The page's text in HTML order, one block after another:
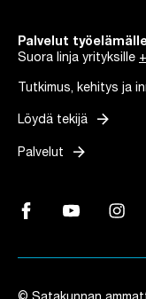
Palvelut
Suora linja yrityksille
Tutkimus, kehitys ja
Löydä tekijä arrow_forward
Palvelut arrow_forward
Facebook, Linkki
YouTube,